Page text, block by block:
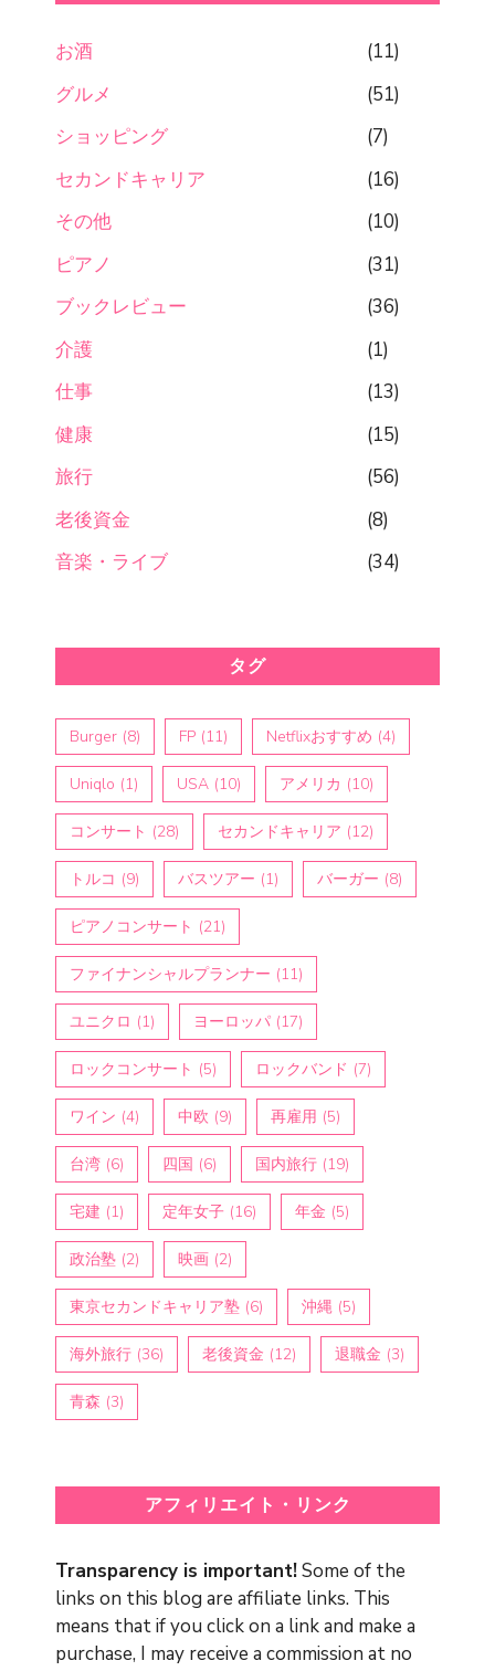
お酒
(11)
グルメ
(51)
ショッピング
(7)
セカンドキャリア
(16)
その他
(10)
ピアノ
(31)
ブックレビュー
(36)
介護
(1)
仕事
(13)
健康
(15)
旅行
(56)
老後資金
(8)
音楽・ライブ
(34)
タグ
Burger (8) FP (11) Netflixおすすめ (4)
Uniqlo (1) USA (10) アメリカ (10)
コンサート (28) セカンドキャリア (12)
トルコ (9) バスツアー (1) バーガー (8)
ピアノコンサート (21)
ファイナンシャルプランナー (11)
ユニクロ (1) ヨーロッパ (17)
ロックコンサート (5) ロックバンド (7)
ワイン (4) 中欧 (9) 再雇用 (5)
台湾 (6) 四国 (6) 国内旅行 (19)
宅建 (1) 定年女子 (16) 年金 (5)
政治塾 (2) 映画 (2)
東京セカンドキャリア塾 (6) 沖縄 (5)
海外旅行 (36) 老後資金 (12) 退職金 (3)
青森 (3)
アフィリエイト・リンク
Transparency is important!Some of the
links on this blog are affiliate links. This
means that if you click on a link and make a
purchase, I may receive a commission at no